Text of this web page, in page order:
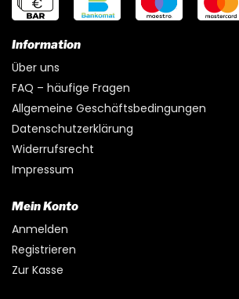
Information
Über uns
FAQ – häufige Fragen
Allgemeine Geschäftsbedingungen
Datenschutzerklärung
Widerrufsrecht
Impressum
Mein Konto
Anmelden
Registrieren
Zur Kasse